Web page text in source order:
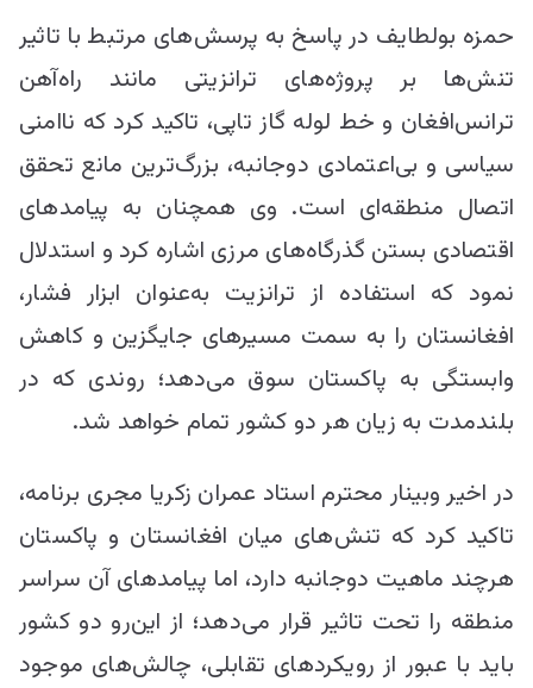
حمزه بولطایف در پاسخ به پرسش‌های مرتبط با تاثیر
تنش‌ها بر پروژه‌های ترانزیتی مانند راه‌آهن
ترانس‌افغان و خط لوله گاز تاپی، تاکید کرد که ناامنی
سیاسی و بی‌اعتمادی دوجانبه، بزرگ‌ترین مانع تحقق
اتصال منطقه‌ای است. وی همچنان به پیامدهای
اقتصادی بستن گذرگاه‌های مرزی اشاره کرد و استدلال
نمود که استفاده از ترانزیت به‌عنوان ابزار فشار،
افغانستان را به سمت مسیرهای جایگزین و کاهش
وابستگی به پاکستان سوق می‌دهد؛ روندی که در
بلندمدت به زیان هر دو کشور تمام خواهد شد.
در اخیر وبینار محترم استاد عمران زکریا مجری برنامه،
تاکید کرد که تنش‌های میان افغانستان و پاکستان
هرچند ماهیت دوجانبه دارد، اما پیامدهای آن سراسر
منطقه را تحت تاثیر قرار می‌دهد؛ از این‌رو دو کشور
باید با عبور از رویکردهای تقابلی، چالش‌های موجود